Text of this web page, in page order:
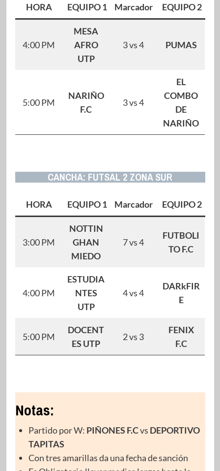
HORA EQUIPO 1 Marcador EQUIPO 2
4:00 PM
MESA
AFRO
UTP
3 vs 4 PUMAS
5:00 PM
NARIÑO
F.C
3 vs 4
EL
COMBO
DE
NARIÑO
CANCHA: FUTSAL 2 ZONA SUR
HORA EQUIPO 1 Marcador EQUIPO 2
3:00 PM
NOTTIN
GHAN
MIEDO
7 vs 4
FUTBOLI
TO F.C
4:00 PM
ESTUDIA
NTES
UTP
4 vs 4
DARkFIR
E
5:00 PM
DOCENT
ES UTP
2 vs 3
FENIX
F.C
Notas:
Partido por W: PIÑONES F.Cvs DEPORTIVO
TAPITAS
Con tres amarillas da una fecha de sanción